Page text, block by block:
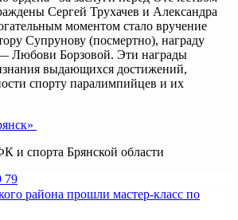
Сергей Трухачев и Александра
моментом стало вручение
Супрунову (посмертно), награду
Любови Борзовой. Эти награды
выдающихся достижений,
спорту паралимпийцев и их
и спорта Брянской области
79